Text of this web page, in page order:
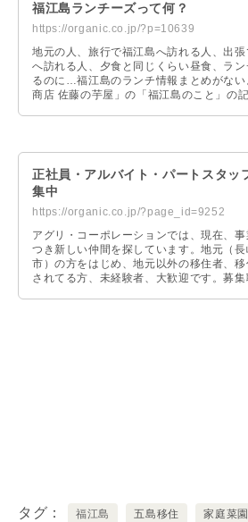
福江島ランチーズって何？
https://organic.co.jp/?p=10639
地元の人、旅行で福江島へ訪れる人、出張
へ訪れる人、夕食と同じくらい昼食、ラン
るのに…福江島のランチ情報まとめがない
商店 佐藤の芋屋」の「福江島のこと」の
ズ」なのです。
正社員・アルバイト・パートスタッ
集中
https://organic.co.jp/?page_id=9252
アグリ・コーポレーションでは、現在、事
つき新しい仲間を探しています。地元（長
市）の方をはじめ、地元以外の移住者、移
されてる方、未経験者、大歓迎です。募集
タグ 福江島 五島移住 家庭菜園